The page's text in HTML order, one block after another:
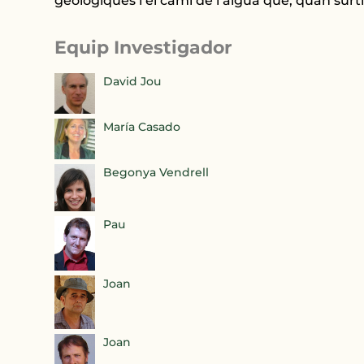
Equip Investigador
David Jou
María Casado
Begonya Vendrell
Pau
Joan
Joan